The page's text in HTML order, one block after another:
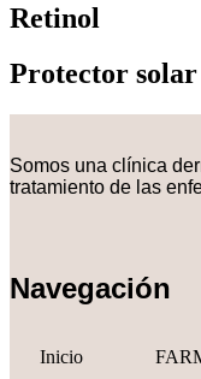
Retinol
Protector solar
Somos una clínica
tratamiento de las
Navegación
Inicio